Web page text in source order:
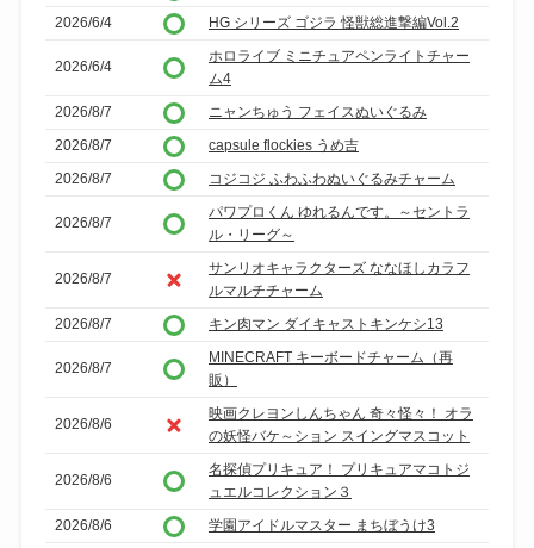
2026/6/4
HG シリーズ ゴジラ 怪獣総進撃編Vol.2
2026/6/4
ホロライブ ミニチュアペンライトチャー
ム4
2026/8/7
ニャンちゅう フェイスぬいぐるみ
2026/8/7
capsule flockies うめ吉
2026/8/7
コジコジ ふわふわぬいぐるみチャーム
2026/8/7
パワプロくん ゆれるんです。～セントラ
ル・リーグ～
2026/8/7
サンリオキャラクターズ ななほしカラフ
ルマルチチャーム
2026/8/7
キン肉マン ダイキャストキンケシ13
2026/8/7
MINECRAFT キーボードチャーム（再
販）
2026/8/6
映画クレヨンしんちゃん 奇々怪々！ オラ
の妖怪バケ～ション スイングマスコット
2026/8/6
名探偵プリキュア！ プリキュアマコトジ
ュエルコレクション３
2026/8/6
学園アイドルマスター まちぼうけ3